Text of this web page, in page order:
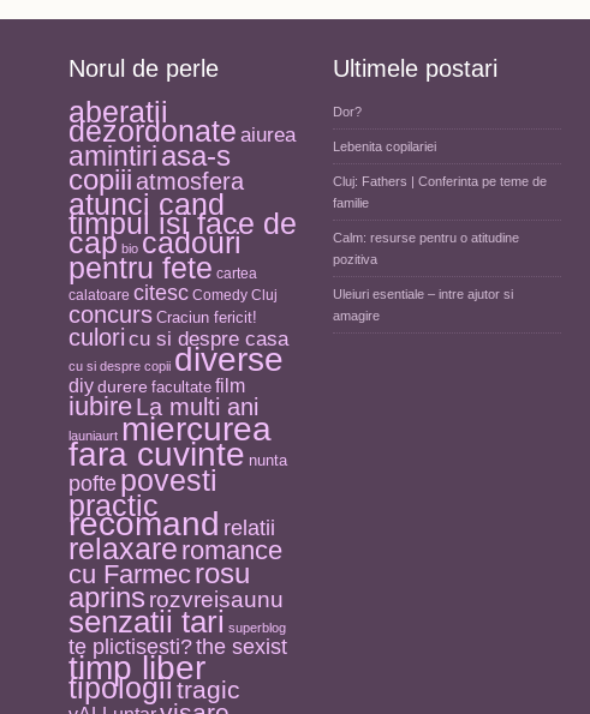
Norul de perle
aberatii
dezordonate aiurea
amintiriasa-s
copiii atmosfera
atunci cand
timpul isi face de
cap bio cadouri
pentru fete cartea
calatoare citesc Comedy Cluj
concurs Craciun fericit!
culori cu si despre casa
cu si despre copii diverse
diydurere facultate film
iubireLa multi ani
launiaurt miercurea
fara cuvinte nunta
pofte povesti
practic
recomand relatii
relaxare romance
cu Farmecrosu
aprins rozvreisaunu
senzatii tari superblog
te plictisesti?the sexist
timp liber
tipologiitragic
Ultimele postari
Dor?
Lebenita copilariei
Cluj: Fathers | Conferinta pe teme de
familie
Calm: resurse pentru o atitudine
pozitiva
Uleiuri esentiale – intre ajutor si
amagire